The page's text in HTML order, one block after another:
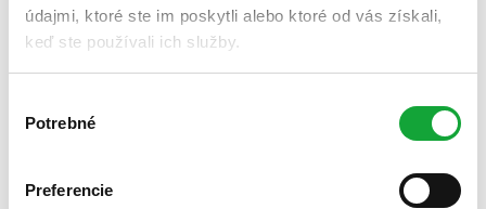
údajmi, ktoré ste im poskytli alebo ktoré od vás získali,
keď ste používali ich služby.
súhlasu
Potrebné
Preferencie